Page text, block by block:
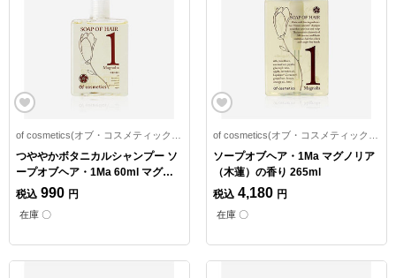
つややかボタニカルシャンプー ソ
ープオブヘア・1Ma 60ml マグノ
リア（木蓮）の香り
税込 990 円
在庫 〇
ソープオブヘア・1Ma マグノリア
（木蓮）の香り 265ml
税込 4,180 円
在庫 〇